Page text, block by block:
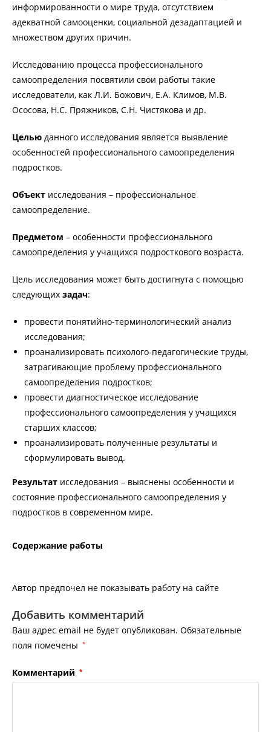
информированности о мире труда, отсутствием
адекватной самооценки, социальной дезадаптацией и
множеством других причин.
Исследованию процесса профессионального
самоопределения посвятили свои работы такие
исследователи, как Л.И. Божович, Е.А. Климов, М.В.
Ососова, Н.С. Пряжников, С.Н. Чистякова и др.
Целью данного исследования является выявление
особенностей профессионального самоопределения
подростков.
Объект исследования – профессиональное
самоопределение.
Предметом – особенности профессионального
самоопределения у учащихся подросткового возраста.
Цель исследования может быть достигнута с помощью
следующих задач:
провести понятийно-терминологический анализ
исследования;
проанализировать психолого-педагогические труды,
затрагивающие проблему профессионального
самоопределения подростков;
провести диагностическое исследование
профессионального самоопределения у учащихся
старших классов;
проанализировать полученные результаты и
сформулировать вывод.
Результат исследования – выяснены особенности и
состояние профессионального самоопределения у
подростков в современном мире.
Содержание работы
Автор предпочел не показывать работу на сайте
Добавить комментарий
Ваш адрес email не будет опубликован. Обязательные
поля помечены *
Комментарий *